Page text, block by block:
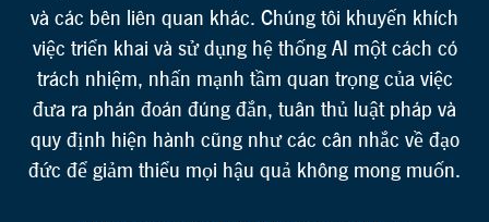
và các bên liên quan khác. Chúng tôi khuyến khích
việc triển khai và sử dụng hệ thống AI một cách có
trách nhiệm, nhấn mạnh tầm quan trọng của việc
đưa ra phán đoán đúng đắn, tuân thủ luật pháp và
quy định hiện hành cũng như các cân nhắc về đạo
đức để giảm thiểu mọi hậu quả không mong muốn.